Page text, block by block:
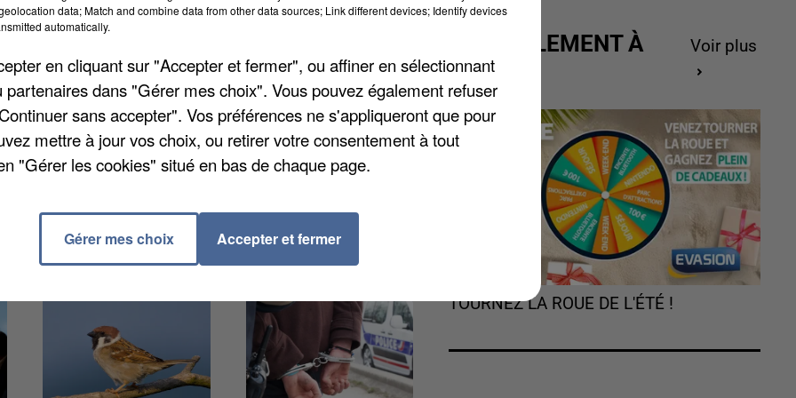
et sportives. Au programme pour demain
12h et de 14h à 16h30. Les entrées à la semaine
devrez être présents au minimum 4 jours par
ACTUELLEMENT À
GAGNER
Voir plus
TOURNEZ LA ROUE DE L'ÉTÉ !
data; Match and combine data from other data sources; Link different devices; Identify devices
automatically.
en cliquant sur "Accepter et fermer", ou affiner en sélectionnant
partenaires dans "Gérer mes choix". Vous pouvez également refuser
sans accepter". Vos préférences ne s'appliqueront que pour
mettre à jour vos choix, ou retirer votre consentement à tout
"Gérer les cookies" situé en bas de chaque page.
Gérer mes choix Accepter et fermer